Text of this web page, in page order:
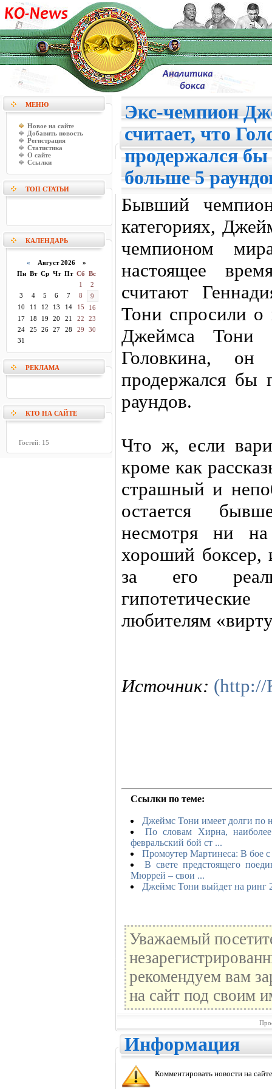
МЕНЮ
Новое на сайте
Добавить новость
Регистрация
Статистика
О сайте
Ссылки
ТОП СТАТЬИ
КАЛЕНДАРЬ
« Август 2026 »
Пн Вт Ср Чт Пт Сб Вс
1
2
3
4 5 6 7 8
9
10
11 12 13 14 15
16
17
18 19 20 21 22
23
24
25 26 27 28 29
30
31
РЕКЛАМА
КТО НА САЙТЕ
Гостей: 15
Экс-чемпион
считает, что
продержался бы
больше 5
Бывший
категориях,
чемпионом
настоящее
считают
Тони спросили о
Джеймса Тони
Головкина, он
продержался бы
раундов.
Что ж, если
кроме как
страшный и
остается
несмотря ни
хороший боксер,
за его
любителям
Источник: (http://
Ссылки по теме:
Джеймс Тони имеет долги по
По словам Хирна,
февральский бой ст ...
Промоутер Мартинеса: В бое
В свете предстоящего
Мюррей – свои ...
Джеймс Тони выйдет на ринг
Уважаемый
рекомендуем вам
на сайт под своим
Информация
Комментировать новости на